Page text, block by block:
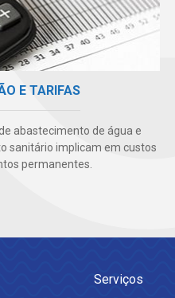
E TARIFAS
abastecimento de água e
sanitário implicam em custos
permanentes.
Serviços